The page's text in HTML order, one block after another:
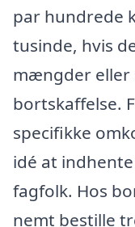
par hundrede
tusinde, hvis
mængder eller
bortskaffelse.
specifikke
idé at
fagfolk. Hos
nemt bestille